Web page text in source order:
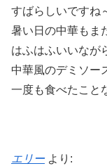
すばらしいですね
暑い日の中華もま
はふはふいいなが
中華風のデミソー
一度も食べたこと
エリー より: